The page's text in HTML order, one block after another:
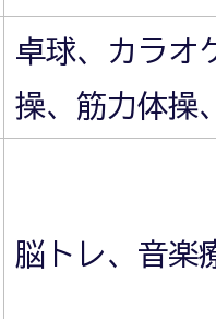
卓球、カラオ
操、筋力体操
脳トレ、音楽